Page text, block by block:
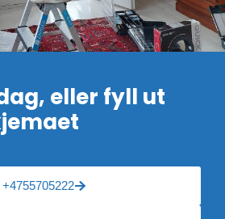
eller fyll ut
+4755705222